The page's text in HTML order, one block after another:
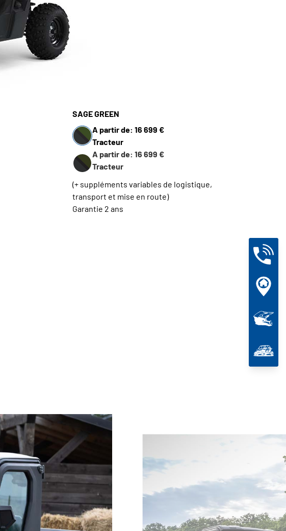
SAGE GREEN
A partir de: 16 699 €
Tracteur
A partir de: 16 699 €
Tracteur
(+ suppléments variables de logistique,
transport et mise en route)
Garantie 2 ans